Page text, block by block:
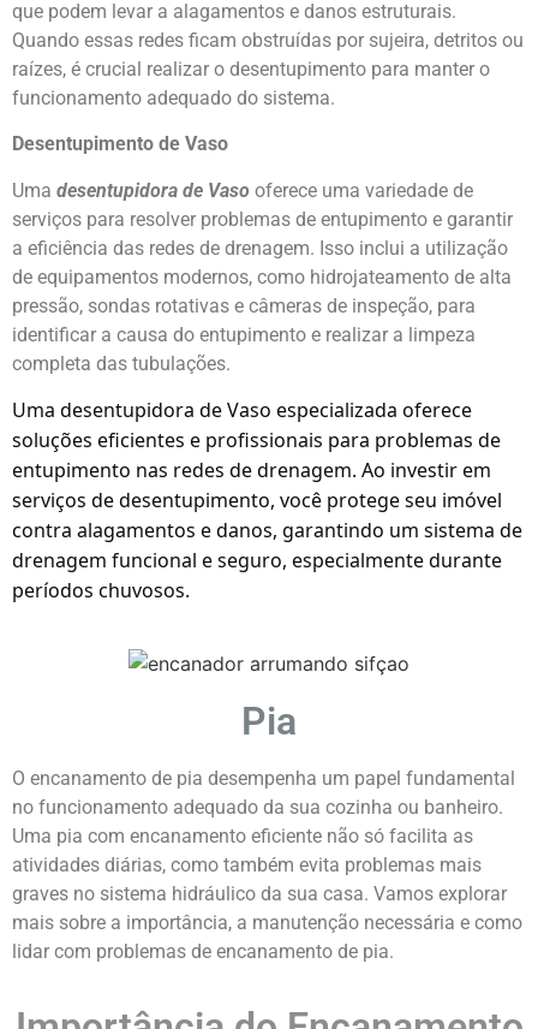
que podem levar a alagamentos e danos estruturais.
Quando essas redes ficam obstruídas por sujeira, detritos ou
raízes, é crucial realizar o desentupimento para manter o
funcionamento adequado do sistema.
Desentupimento de Vaso
Uma desentupidora de Vaso oferece uma variedade de
serviços para resolver problemas de entupimento e garantir
a eficiência das redes de drenagem. Isso inclui a utilização
de equipamentos modernos, como hidrojateamento de alta
pressão, sondas rotativas e câmeras de inspeção, para
identificar a causa do entupimento e realizar a limpeza
completa das tubulações.
Uma desentupidora de Vaso especializada oferece
soluções eficientes e profissionais para problemas de
entupimento nas redes de drenagem. Ao investir em
serviços de desentupimento, você protege seu imóvel
contra alagamentos e danos, garantindo um sistema de
drenagem funcional e seguro, especialmente durante
períodos chuvosos.
Pia
O encanamento de pia desempenha um papel fundamental
no funcionamento adequado da sua cozinha ou banheiro.
Uma pia com encanamento eficiente não só facilita as
atividades diárias, como também evita problemas mais
graves no sistema hidráulico da sua casa. Vamos explorar
mais sobre a importância, a manutenção necessária e como
lidar com problemas de encanamento de pia.